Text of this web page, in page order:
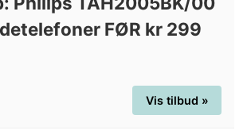
FØR kr 299
Vis tilbud »